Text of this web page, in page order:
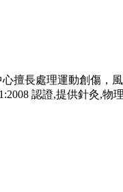
擅長處理運動創傷，
認證,提供針灸,物